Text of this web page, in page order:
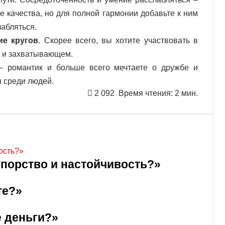
качества, но для полной гармонии добавьте к ним
кругов. Скорее всего, вы хотите участвовать в
и захватывающем.
и больше всего мечтаете о дружбе и
среди людей.
2 092
Время чтения: 2 мин.
и настойчивость?»
деньги?»